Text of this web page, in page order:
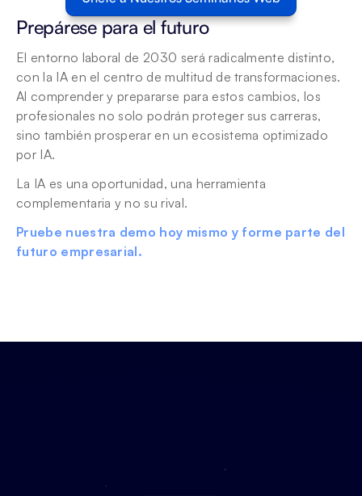
Prepárese para el futuro
El entorno laboral de 2030 será radicalmente distinto,
con la IA en el centro de multitud de transformaciones.
Al comprender y prepararse para estos cambios, los
profesionales no solo podrán proteger sus carreras,
sino también prosperar en un ecosistema optimizado
por IA.
La IA es una oportunidad, una herramienta
complementaria y no su rival.
Pruebe nuestra demo hoy mismo y forme parte del
futuro empresarial.